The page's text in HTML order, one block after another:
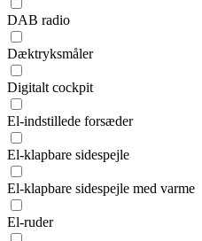
DAB radio
Dæktryksmåler
Digitalt cockpit
El-indstillede forsæder
El-klapbare sidespejle
El-klapbare sidespejle med varme
El-ruder